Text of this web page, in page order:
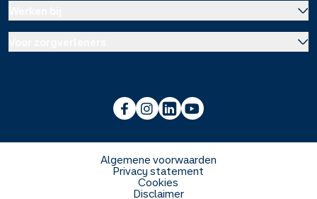
Franchise informatie
Voorlichting scholen
Algemene voorwaarden
Privacy statement
Cookies
Disclaimer